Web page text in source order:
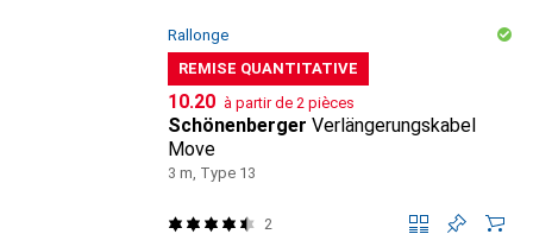
Rallonge
REMISE QUANTITATIVE
CHF
10.20 à partir de 2 pièces
Schönenberger Verlängerungskabel
Move
3 m, Type 13
2